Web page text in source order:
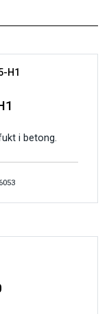
i betong.